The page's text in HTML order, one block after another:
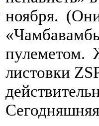
ноября.
пулеметом.
листовки